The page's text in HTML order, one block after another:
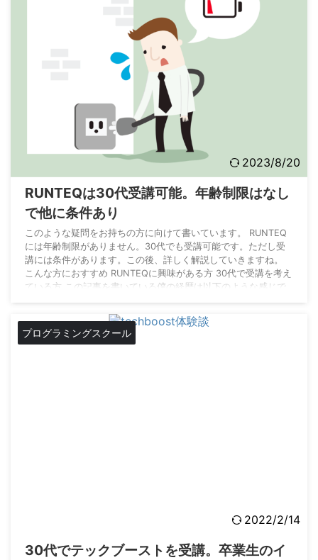
2023/8/20
RUNTEQは30代受講可能。年齢制限はなし
で他に条件あり
このような疑問をお持ちの方に向けて書いています。 RUNTEQ
には年齢制限がありません。30代でも受講可能です。ただし受
講には条件があります。この後、詳しく解説していきますね。
こんな方におすすめ RUNTEQに興味がある方 30代で受講を考え
ている方 この記事を書いている僕の経歴は以下のような感じで
企業での経験もあるため業界には詳しいです。信頼度も高めで
す。 RUNTEQは30代でも受講できるのか 多くのプログラミング
スクールは就職が難しくなる3 ...
プログラミングスクール
2022/2/14
30代でテックブーストを受講。卒業生のイ